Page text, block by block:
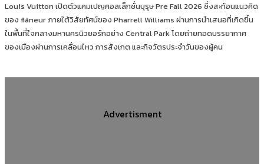
Louis Vuitton เปิดตัวแคมเปญคอลเล็กชั่นบุรุษ Pre Fall 2026 ซึ่งสะท้อนแนวคิด
ของ flâneur ภายใต้วิสัยทัศน์ของ Pharrell Williams ผ่านการนำเสนอที่เกิดขึ้น
ในพื้นที่ใจกลางมหานครนิวยอร์กอย่าง Central Park โดยถ่ายทอดบรรยากาศ
ของเมืองผ่านการเคลื่อนไหว การสังเกต และกิจวัตรประจำวันของผู้คน
Advertisment